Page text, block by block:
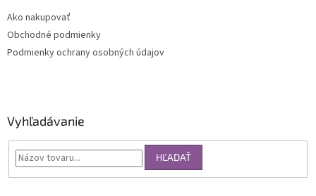
Ako nakupovať
Obchodné podmienky
Podmienky ochrany osobných údajov
Vyhľadávanie
HĽADAŤ